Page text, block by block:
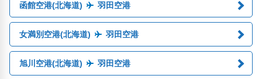
函館空港(北海道) 羽田空港
女満別空港(北海道) 羽田空港
旭川空港(北海道) 羽田空港